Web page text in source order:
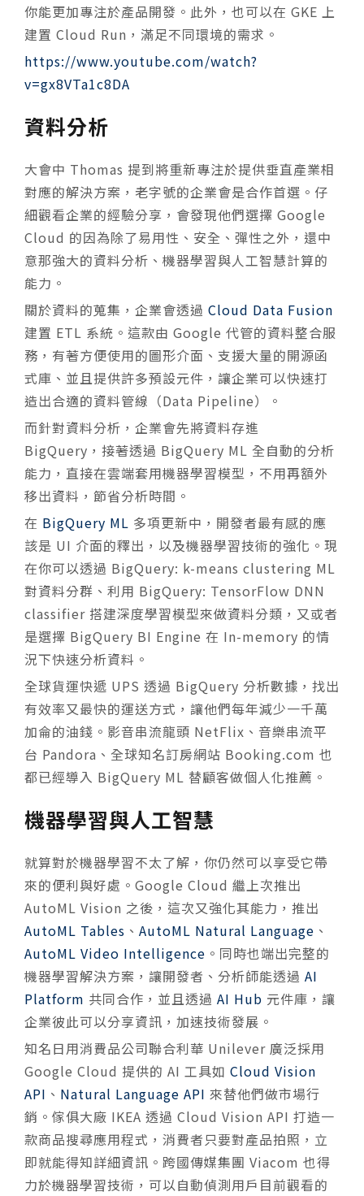
你能更加專注於產品開發。此外，也可以在 GKE 上
建置 Cloud Run，滿足不同環境的需求。
https://www.youtube.com/watch?
v=gx8VTa1c8DA
資料分析
大會中 Thomas 提到將重新專注於提供垂直產業相
對應的解決方案，老字號的企業會是合作首選。仔
細觀看企業的經驗分享，會發現他們選擇 Google
Cloud 的因為除了易用性、安全、彈性之外，還中
意那強大的資料分析、機器學習與人工智慧計算的
能力。
關於資料的蒐集，企業會透過 Cloud Data Fusion
建置 ETL 系統。這款由 Google 代管的資料整合服
務，有著方便使用的圖形介面、支援大量的開源函
式庫、並且提供許多預設元件，讓企業可以快速打
造出合適的資料管線（Data Pipeline）。
而針對資料分析，企業會先將資料存進
BigQuery，接著透過 BigQuery ML 全自動的分析
能力，直接在雲端套用機器學習模型，不用再額外
移出資料，節省分析時間。
在 BigQuery ML 多項更新中，開發者最有感的應
該是 UI 介面的釋出，以及機器學習技術的強化。現
在你可以透過 BigQuery: k-means clustering ML
對資料分群、利用 BigQuery: TensorFlow DNN
classifier 搭建深度學習模型來做資料分類，又或者
是選擇 BigQuery BI Engine 在 In-memory 的情
況下快速分析資料。
全球貨運快遞 UPS 透過 BigQuery 分析數據，找出
有效率又最快的運送方式，讓他們每年減少一千萬
加侖的油錢。影音串流龍頭 NetFlix、音樂串流平
台 Pandora、全球知名訂房網站 Booking.com 也
都已經導入 BigQuery ML 替顧客做個人化推薦。
機器學習與人工智慧
就算對於機器學習不太了解，你仍然可以享受它帶
來的便利與好處。Google Cloud 繼上次推出
AutoML Vision 之後，這次又強化其能力，推出
AutoML Tables 、 AutoML Natural Language 、
AutoML Video Intelligence 。同時也端出完整的
機器學習解決方案，讓開發者、分析師能透過 AI
Platform 共同合作，並且透過 AI Hub 元件庫，讓
企業彼此可以分享資訊，加速技術發展。
知名日用消費品公司聯合利華 Unilever 廣泛採用
Google Cloud 提供的 AI 工具如 Cloud Vision
API 、 Natural Language API 來替他們做市場行
銷。傢俱大廠 IKEA 透過 Cloud Vision API 打造一
款商品搜尋應用程式，消費者只要對產品拍照，立
即就能得知詳細資訊。跨國傳媒集團 Viacom 也得
力於機器學習技術，可以自動偵測用戶目前觀看的